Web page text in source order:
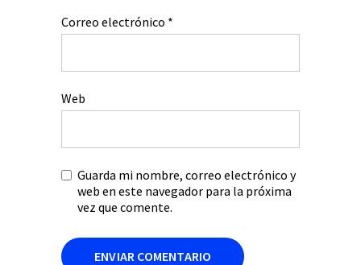
Correo electrónico *
Web
Guarda mi nombre, correo electrónico y
web en este navegador para la próxima
vez que comente.